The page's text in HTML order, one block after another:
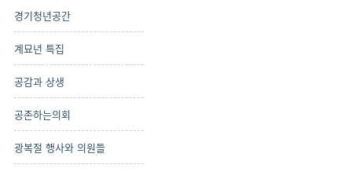
경기청년공간
계묘년 특집
공감과 상생
공존하는의회
광복절 행사와 의원들